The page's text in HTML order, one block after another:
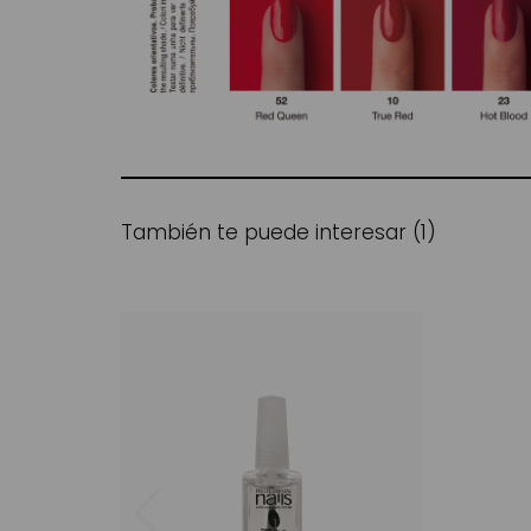
También te puede interesar (1)